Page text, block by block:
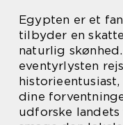
Egypten er et
tilbyder en
naturlig
eventyrlysten
dine
udforske